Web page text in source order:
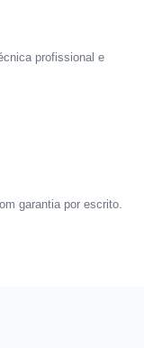
profissional e
garantia por escrito.